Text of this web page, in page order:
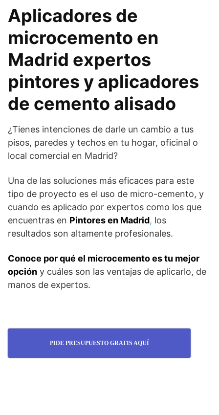
Aplicadores de
microcemento en
Madrid expertos
pintores y aplicadores
de cemento alisado
¿Tienes intenciones de darle un cambio a tus
pisos, paredes y techos en tu hogar, oficinal o
local comercial en Madrid?
Una de las soluciones más eficaces para este
tipo de proyecto es el uso de micro-cemento, y
cuando es aplicado por expertos como los que
encuentras en Pintores en Madrid, los
resultados son altamente profesionales.
Conoce por qué el microcemento es tu mejor
opción y cuáles son las ventajas de aplicarlo, de
manos de expertos.
PIDE PRESUPUESTO GRATIS AQUÍ